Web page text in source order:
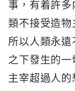
事，有着許
類不接受造物
所以人類永
之下發生的
主宰超過人